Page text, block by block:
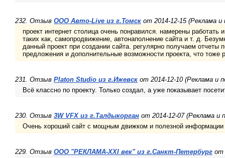
232. Отзыв ООО Авто-Live из г.Томск от 2014-12-15 (Реклама и
проект интернет столица очень понравился. намерены
таких как, самопродвижение, автонаполнение сайта и т. д.
данный проект при создании сайта. регулярно получаем отчеты
предложения и дополнительные возможности проекта, что тоже
231. Отзыв Platon Studio из г.Ижевск от 2014-12-10 (Реклама и
Всё классно по проекту. Только создал, а уже показывает
230. Отзыв 3W VFX из г.Талдыкорган от 2014-12-07 (Реклама и
Очень хороший сайт с мощным движком и полезной информации
229. Отзыв ООО "РЕКЛАМА-XXI век" из г.Санкт-Петербург от